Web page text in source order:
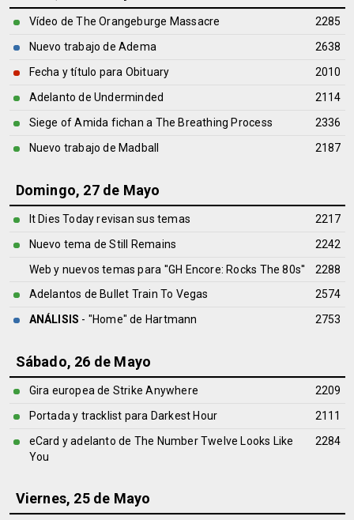
Vídeo de The Orangeburge Massacre
2285
Nuevo trabajo de Adema
2638
Fecha y título para Obituary
2010
Adelanto de Underminded
2114
Siege of Amida fichan a The Breathing Process
2336
Nuevo trabajo de Madball
2187
Domingo, 27 de Mayo
It Dies Today revisan sus temas
2217
Nuevo tema de Still Remains
2242
Web y nuevos temas para ''GH Encore: Rocks The 80s''
2288
Adelantos de Bullet Train To Vegas
2574
ANÁLISIS - "Home" de Hartmann 2753
Sábado, 26 de Mayo
Gira europea de Strike Anywhere
2209
Portada y tracklist para Darkest Hour
2111
eCard y adelanto de The Number Twelve Looks Like
You
2284
Viernes, 25 de Mayo